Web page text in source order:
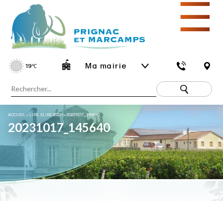
19℃ Ma mairie
☰
ACCUEIL » LIRE, ELIRE 2023 !»20231017_145640
20231017_145640